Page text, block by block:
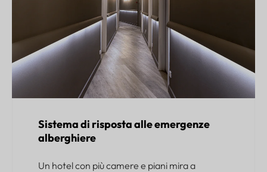
Sistema di risposta alle emergenze
alberghiere
Un hotel con più camere e piani mira a